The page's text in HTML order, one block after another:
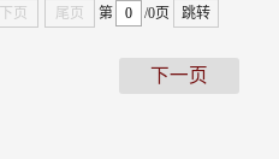
下页 尾页 第 /0页 跳转
下一页